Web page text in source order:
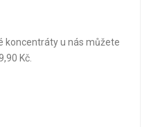
koncentráty u nás můžete
Kč.